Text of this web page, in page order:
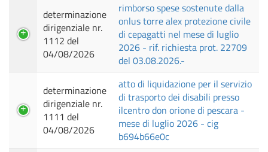
determinazione
dirigenziale nr.
1112 del
04/08/2026
rimborso spese sostenute dalla
onlus torre alex protezione civile
di cepagatti nel mese di luglio
2026 - rif. richiesta prot. 22709
del 03.08.2026.-
determinazione
dirigenziale nr.
1111 del
04/08/2026
atto di liquidazione per il servizio
di trasporto dei disabili presso
ilcentro don orione di pescara -
mese di luglio 2026 - cig
b694b66e0c